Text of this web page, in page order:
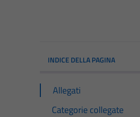
INDICE DELLA PAGINA
Allegati
Categorie collegate